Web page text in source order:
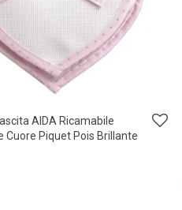
AIDA Ricamabile
Cuore Piquet Pois Brillante